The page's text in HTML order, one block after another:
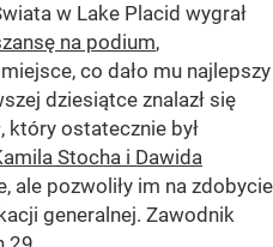
w Lake Placid wygrał
na podium,
co dało mu najlepszy
dziesiątce znalazł się
który ostatecznie był
Stocha i Dawida
ale pozwoliły im na zdobycie
generalnej. Zawodnik